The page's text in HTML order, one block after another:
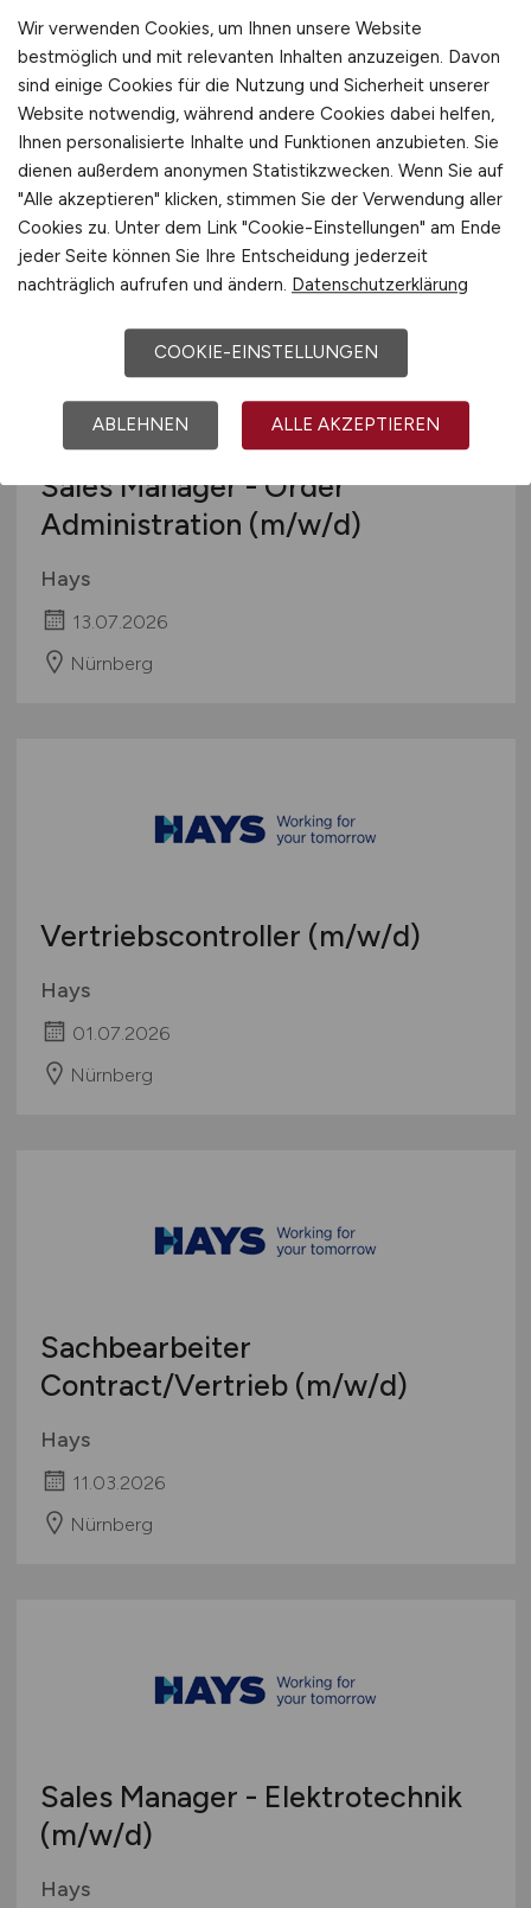
Sales Manager
Sicherheitstechnik(m/w/d)
13.07.2026
Nürnberg
Sales Manager - Order
Administration (m/w/d)
Hays
13.07.2026
Nürnberg
Vertriebscontroller (m/w/d)
Hays
01.07.2026
Nürnberg
Sachbearbeiter
Contract/Vertrieb (m/w/d)
Hays
11.03.2026
Nürnberg
Sales Manager - Elektrotechnik
(m/w/d)
Hays
Wir verwenden Cookies, um Ihnen unsere Website
bestmöglich und mit relevanten Inhalten anzuzeigen. Davon
sind einige Cookies für die Nutzung und Sicherheit unserer
Website notwendig, während andere Cookies dabei helfen,
Ihnen personalisierte Inhalte und Funktionen anzubieten. Sie
dienen außerdem anonymen Statistikzwecken. Wenn Sie auf
"Alle akzeptieren" klicken, stimmen Sie der Verwendung aller
Cookies zu. Unter dem Link "Cookie-Einstellungen" am Ende
jeder Seite können Sie Ihre Entscheidung jederzeit
nachträglich aufrufen und ändern. Datenschutzerklärung
COOKIE-EINSTELLUNGEN
ABLEHNEN ALLE AKZEPTIEREN